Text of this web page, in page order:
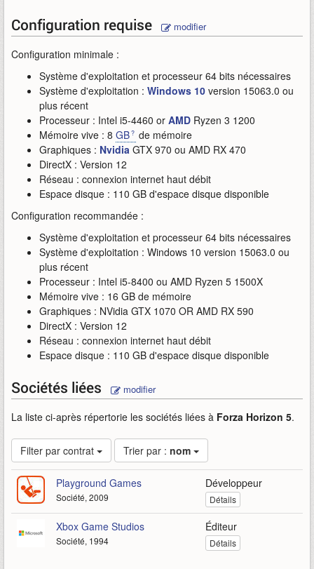
Configuration requise modifier
Configuration minimale :
Système d'exploitation et processeur 64 bits nécessaires
Système d'exploitation : Windows 10 version 15063.0 ou
plus récent
Processeur : Intel i5-4460 or AMD Ryzen 3 1200
Mémoire vive : 8 GB
de mémoire
Graphiques : Nvidia GTX 970 ou AMD RX 470
DirectX : Version 12
Réseau : connexion internet haut débit
Espace disque : 110 GB d'espace disque disponible
Configuration recommandée :
Système d'exploitation et processeur 64 bits nécessaires
Système d'exploitation : Windows 10 version 15063.0 ou
plus récent
Processeur : Intel i5-8400 ou AMD Ryzen 5 1500X
Mémoire vive : 16 GB de mémoire
Graphiques : NVidia GTX 1070 OR AMD RX 590
DirectX : Version 12
Réseau : connexion internet haut débit
Espace disque : 110 GB d'espace disque disponible
Sociétés liées modifier
La liste ci-après répertorie les sociétés liées à Forza Horizon 5.
Filter par contrat Trier par : nom
Playground Games
Société, 2009
Développeur
Détails
Xbox Game Studios
Société, 1994
Éditeur
Détails